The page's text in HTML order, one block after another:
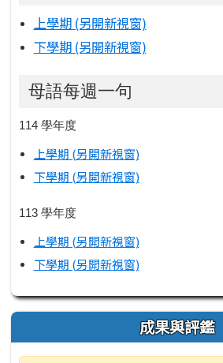
上學期 (另開新視窗)
下學期 (另開新視窗)
母語每週一句
114 學年度
上學期 (另開新視窗)
下學期 (另開新視窗)
113 學年度
上學期 (另開新視窗)
下學期 (另開新視窗)
成果與評鑑